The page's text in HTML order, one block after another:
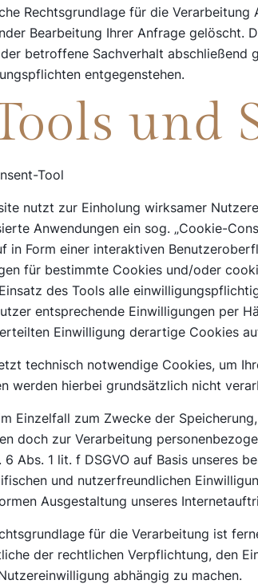
Rechtsgrundlage für die Verarbeitung
Bearbeitung Ihrer Anfrage gelöscht.
betroffene Sachverhalt
entgegenstehen.
und
Tool
nutzt zur Einholung wirksamer
Anwendungen ein sog. „Cookie-
in Form einer interaktiven
für bestimmte Cookies und/oder
des Tools alle
entsprechende Einwilligungen per
Einwilligung derartige Cookies
technisch notwendige Cookies, um
werden hierbei grundsätzlich nicht
Einzelfall zum Zwecke der
doch zur Verarbeitung
Abs. 1 lit. f DSGVO auf Basis unseres
und nutzerfreundlichen
Ausgestaltung unseres
für die Verarbeitung ist
der rechtlichen Verpflichtung, den
abhängig zu machen.